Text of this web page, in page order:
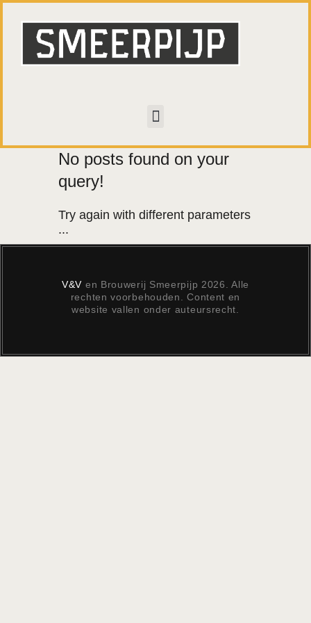
No posts found on your
query!
Try again with different parameters
...
V&V en Brouwerij Smeerpijp 2026. Alle
rechten voorbehouden. Content en
website vallen onder auteursrecht.